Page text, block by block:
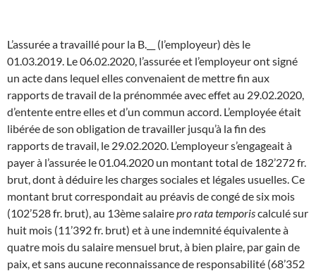
L’assurée a travaillé pour la B.__ (l’employeur) dès le
01.03.2019. Le 06.02.2020, l’assurée et l’employeur ont signé
un acte dans lequel elles convenaient de mettre fin aux
rapports de travail de la prénommée avec effet au 29.02.2020,
d’entente entre elles et d’un commun accord. L’employée était
libérée de son obligation de travailler jusqu’à la fin des
rapports de travail, le 29.02.2020. L’employeur s’engageait à
payer à l’assurée le 01.04.2020 un montant total de 182’272 fr.
brut, dont à déduire les charges sociales et légales usuelles. Ce
montant brut correspondait au préavis de congé de six mois
(102’528 fr. brut), au 13ème salairepro rata temporiscalculé sur
huit mois (11’392 fr. brut) et à une indemnité équivalente à
quatre mois du salaire mensuel brut, à bien plaire, par gain de
paix, et sans aucune reconnaissance de responsabilité (68’352